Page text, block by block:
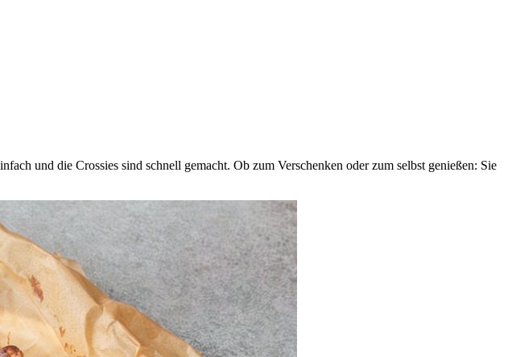
und die Crossies sind schnell gemacht. Ob zum Verschenken oder zum selbst genießen: Sie